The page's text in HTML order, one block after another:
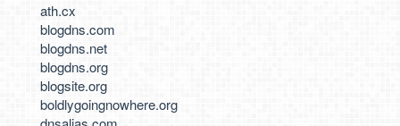
ath.cx
blogdns.com
blogdns.net
blogdns.org
blogsite.org
boldlygoingnowhere.org